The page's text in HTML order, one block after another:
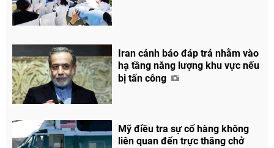
Iran cảnh báo đáp trả nhằm vào
hạ tầng năng lượng khu vực nếu
bị tấn công
Mỹ điều tra sự cố hàng không
liên quan đến trực thăng chở